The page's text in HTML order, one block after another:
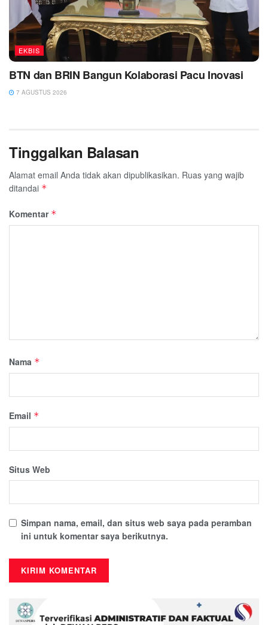
EKBIS
BTN dan BRIN Bangun Kolaborasi Pacu Inovasi
7 AGUSTUS 2026
Tinggalkan Balasan
Alamat email Anda tidak akan dipublikasikan. Ruas yang wajib
ditandai *
Komentar *
Nama *
Email *
Situs Web
Simpan nama, email, dan situs web saya pada peramban
ini untuk komentar saya berikutnya.